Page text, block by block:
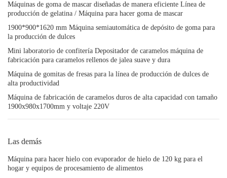
Máquinas de goma de mascar diseñadas de manera eficiente Línea de
producción de gelatina / Máquina para hacer goma de mascar
1900*900*1620 mm Máquina semiautomática de depósito de goma para
la producción de dulces
Mini laboratorio de confitería Depositador de caramelos máquina de
fabricación para caramelos rellenos de jalea suave y dura
Máquina de gomitas de fresas para la línea de producción de dulces de
alta productividad
Máquina de fabricación de caramelos duros de alta capacidad con tamaño
1900x980x1700mm y voltaje 220V
Las demás
Máquina para hacer hielo con evaporador de hielo de 120 kg para el
hogar y equipos de procesamiento de alimentos